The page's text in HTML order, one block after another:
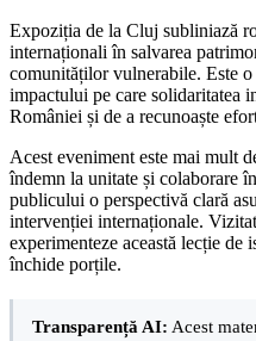
Expoziția de la Cluj subliniază
internaționali în salvarea
comunităților vulnerabile. Este o
impactului pe care solidaritatea
României și de a recunoaște
Acest eveniment este mai mult
îndemn la unitate și colaborare
publicului o perspectivă clară
intervenției internaționale.
experimenteze această lecție de
închide porțile.
Transparență AI: Acest